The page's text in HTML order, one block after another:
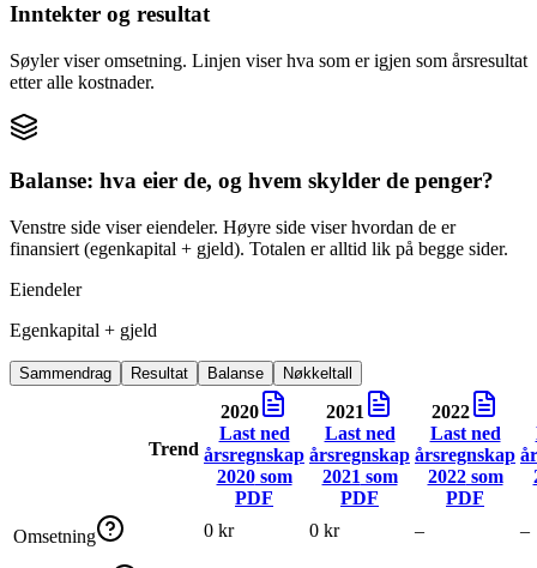
Inntekter og resultat
Søyler viser omsetning. Linjen viser hva som er igjen som årsresultat
etter alle kostnader.
Balanse: hva eier de, og hvem skylder de penger?
Venstre side viser eiendeler. Høyre side viser hvordan de er
finansiert (egenkapital + gjeld). Totalen er alltid lik på begge sider.
Eiendeler
Egenkapital + gjeld
Sammendrag Resultat Balanse Nøkkeltall
Trend
2020
Last ned
årsregnskap
2020som
PDF
2021
Last ned
årsregnskap
2021 som
PDF
2022
Last ned
årsregnskap
2022som
PDF
Omsetning 0 kr 0 kr – –